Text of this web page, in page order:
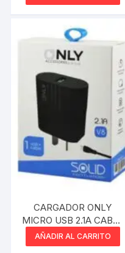
CARGADOR ONLY
MICRO USB 2.1A CABLE
SEPARADO SOLID
NEGRO
AÑADIR AL CARRITO